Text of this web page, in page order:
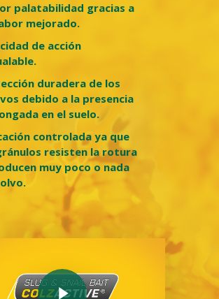
palatabilidad gracias a
mejorado.
de acción
duradera de los
debido a la presencia
en el suelo.
controlada ya que
resisten la rotura
muy poco o nada
Play Video